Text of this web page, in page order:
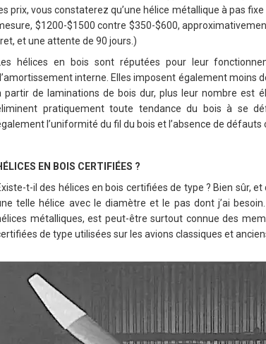
prix, vous constaterez qu’une hélice métallique à pas
$1200-$1500 contre $350-$600,
et une attente de 90 jours.)
Les hélices en bois sont réputées pour leur
interne. Elles imposent également moins
partir de laminations de bois dur, plus leur nombre est
pratiquement toute tendance du bois à se
l’uniformité du fil du bois et l’absence de défauts
EN BOIS CERTIFIÉES ?
t-il des hélices en bois certifiées de type ? Bien sûr,
telle hélice avec le diamètre et le pas dont j’ai
métalliques, est peut-être surtout connue des
de type utilisées sur les avions classiques et